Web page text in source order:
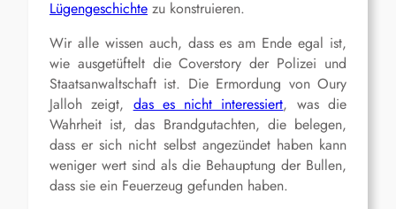
Lügengeschichte zu konstruieren.
Wir alle wissen auch, dass es am Ende egal ist,
wie ausgetüftelt die Coverstory der Polizei und
Staatsanwaltschaft ist. Die Ermordung von Oury
Jalloh zeigt, das es nicht interessiert, was die
Wahrheit ist, das Brandgutachten, die belegen,
dass er sich nicht selbst angezündet haben kann
weniger wert sind als die Behauptung der Bullen,
dass sie ein Feuerzeug gefunden haben.